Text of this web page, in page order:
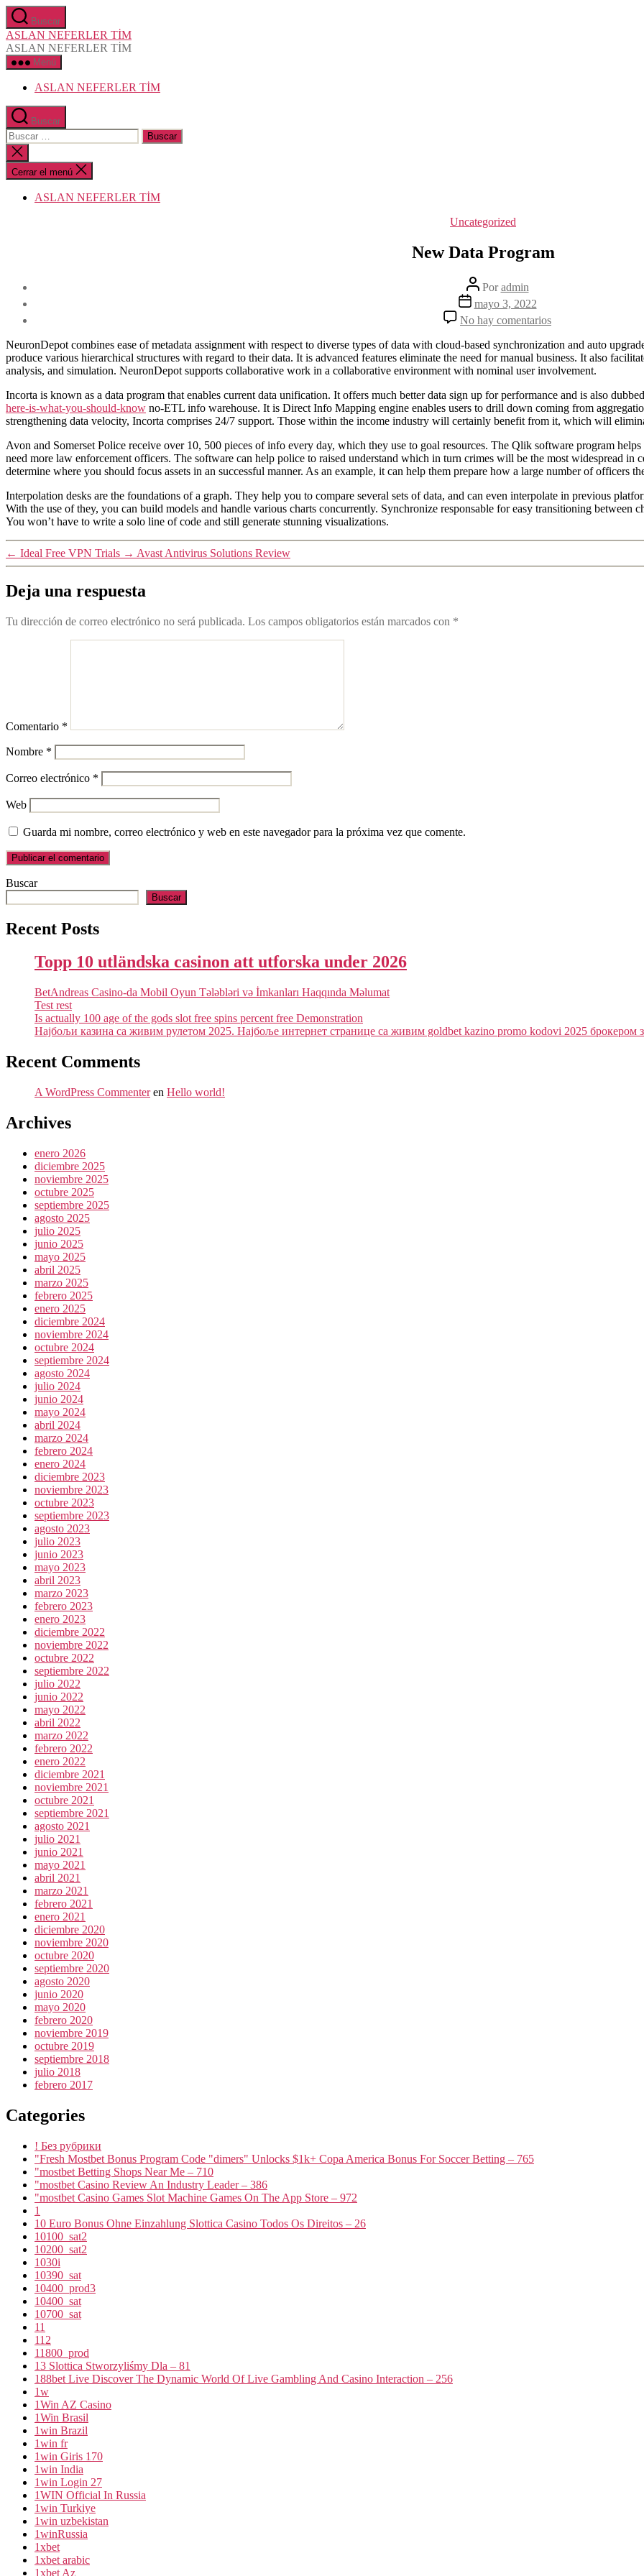
Saltar
al
contenido
Buscar
ASLAN NEFERLER TİM
ASLAN NEFERLER TİM
Menú
ASLAN NEFERLER TİM
Buscar
Buscar:
Cerrar
la
búsqueda
Cerrar el menú
ASLAN NEFERLER TİM
Categorías
Uncategorized
New Data Program
Autor
de
la
entrada
Poradmin
Fecha
la
entrada
mayo 3, 2022
No hay comentarios
New
Data
Program
NeuronDepot combines ease of metadata assignment with respect to diverse types of data with cloud-based synchronization and auto
produce various hierarchical structures with regard to their data. It is advanced features eliminate the need for manual business. It also
analysis, and simulation. NeuronDepot supports collaborative work in a collaborative environment with nominal user involvement.
Incorta is known as a data program that enables current data unification. It offers much better data sign up for performance and is also
here-is-what-you-should-know no-ETL info warehouse. It is Direct Info Mapping engine enables users to drill down coming from
strengthening data velocity, Incorta comprises 24/7 support. Those within the income industry will certainly benefit from it, which will
Avon and Somerset Police receive over 10, 500 pieces of info every day, which they use to goal resources. The Qlik software program
need more law enforcement officers. The software can help police to raised understand which in turn crimes will be the most widespread
determine where you should focus assets in an successful manner. As an example, it can help them prepare how a large number of officers
Interpolation desks are the foundations of a graph. They help you to compare several sets of data, and can even interpolate in previous
With the use of they, you can build models and handle various charts concurrently. Synchronize responsable for easy transitioning between
You won’t have to write a solo line of code and still generate stunning visualizations.
← Ideal Free VPN Trials → Avast Antivirus Solutions Review
Deja una respuesta
Tu dirección de correo electrónico no será publicada. Los campos obligatorios están marcados con *
Comentario *
Nombre *
Correo electrónico *
Web
Guarda mi nombre, correo electrónico y web en este navegador para la próxima vez que comente.
Buscar
Buscar
Recent Posts
Topp 10 utländska casinon att utforska under 2026
BetAndreas Casino-da Mobil Oyun Tələbləri və İmkanları Haqqında Məlumat
Test rest
Is actually 100 age of the gods slot free spins percent free Demonstration
Најбољи казина са живим рулетом 2025. Најбоље интернет странице са живим goldbet kazino promo kodovi 2025 брокером
Recent Comments
A WordPress Commenteren Hello world!
Archives
enero 2026
diciembre 2025
noviembre 2025
octubre 2025
septiembre 2025
agosto 2025
julio 2025
junio 2025
mayo 2025
abril 2025
marzo 2025
febrero 2025
enero 2025
diciembre 2024
noviembre 2024
octubre 2024
septiembre 2024
agosto 2024
julio 2024
junio 2024
mayo 2024
abril 2024
marzo 2024
febrero 2024
enero 2024
diciembre 2023
noviembre 2023
octubre 2023
septiembre 2023
agosto 2023
julio 2023
junio 2023
mayo 2023
abril 2023
marzo 2023
febrero 2023
enero 2023
diciembre 2022
noviembre 2022
octubre 2022
septiembre 2022
julio 2022
junio 2022
mayo 2022
abril 2022
marzo 2022
febrero 2022
enero 2022
diciembre 2021
noviembre 2021
octubre 2021
septiembre 2021
agosto 2021
julio 2021
junio 2021
mayo 2021
abril 2021
marzo 2021
febrero 2021
enero 2021
diciembre 2020
noviembre 2020
octubre 2020
septiembre 2020
agosto 2020
junio 2020
mayo 2020
febrero 2020
noviembre 2019
octubre 2019
septiembre 2018
julio 2018
febrero 2017
Categories
! Без рубрики
"Fresh Mostbet Bonus Program Code "dimers" Unlocks $1k+ Copa America Bonus For Soccer Betting – 765
"mostbet Betting Shops Near Me – 710
"mostbet Casino Review An Industry Leader – 386
"‎mostbet Casino Games Slot Machine Games On The App Store – 972
1
10 Euro Bonus Ohne Einzahlung Slottica Casino Todos Os Direitos – 26
10100_sat2
10200_sat2
1030i
10390_sat
10400_prod3
10400_sat
10700_sat
11
112
11800_prod
13 Slottica Stworzyliśmy Dla – 81
188bet Live Discover The Dynamic World Of Live Gambling And Casino Interaction – 256
1w
1Win AZ Casino
1Win Brasil
1win Brazil
1win fr
1win Giris 170
1win India
1win Login 27
1WIN Official In Russia
1win Turkiye
1win uzbekistan
1winRussia
1xbet
1xbet arabic
1xbet Az